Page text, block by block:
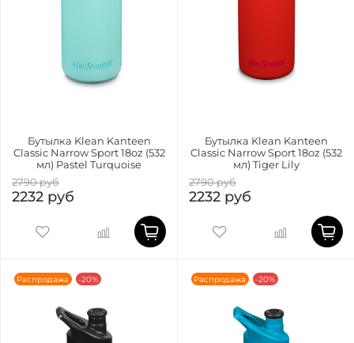
Бутылка Klean Kanteen
Classic Narrow Sport 18oz (532
мл) Pastel Turquoise
2790 руб
2232 руб
Бутылка Klean Kanteen
Classic Narrow Sport 18oz (532
мл) Tiger Lily
2790 руб
2232 руб
Распродажа -20% Распродажа -20%